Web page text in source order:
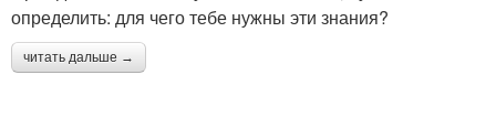
определить: для чего тебе нужны эти знания?
читать дальше →